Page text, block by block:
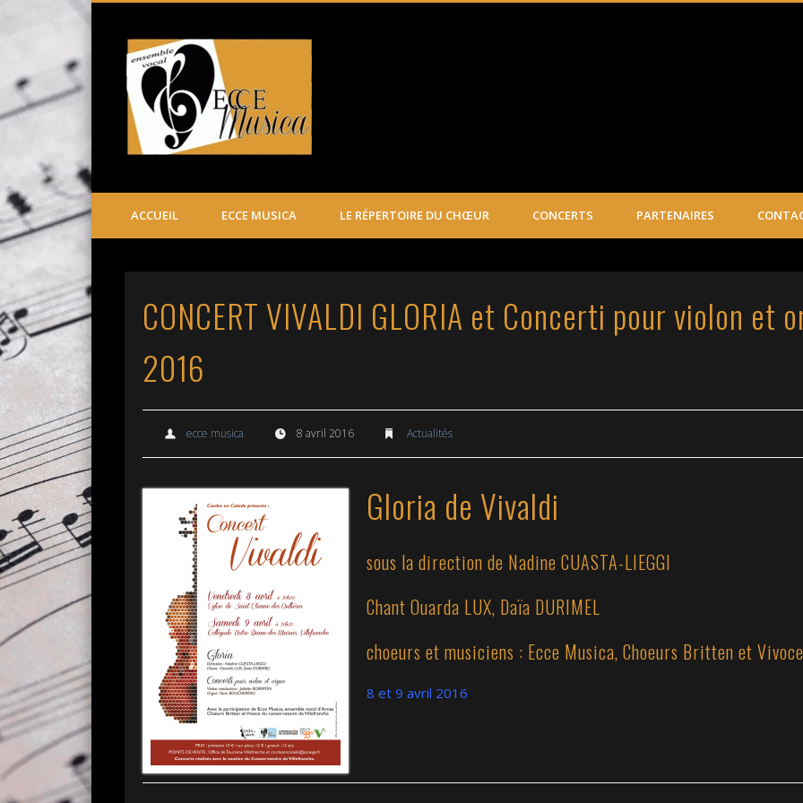
ACCUEIL ECCE MUSICA LE RÉPERTOIRE DU CHŒUR CONCERTS PARTENAIRES
CONCERT VIVALDI GLORIA et Concerti pour violon
2016
ecce musica 8 avril 2016 Actualités
Gloria de Vivaldi
sous la direction de Nadine CUASTA-LIEGGI
Chant Ouarda LUX, Daïa DURIMEL
choeurs et musiciens : Ecce Musica, Choeurs Britten et
8 et 9 avril 2016